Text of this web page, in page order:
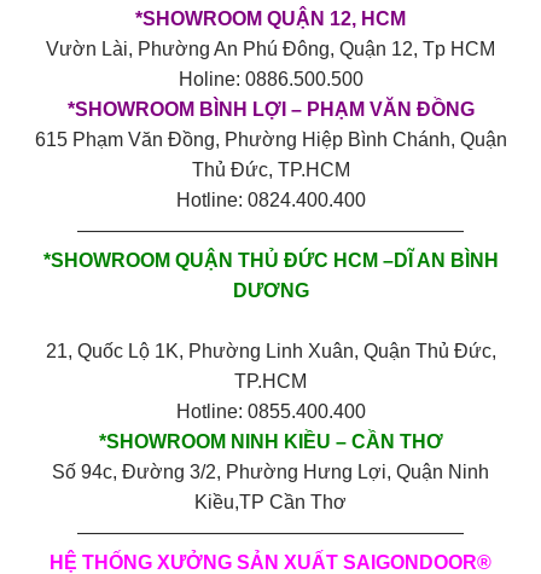
*SHOWROOM QUẬN 12, HCM
Vườn Lài, Phường An Phú Đông, Quận 12, Tp HCM
Holine: 0886.500.500
*SHOWROOM BÌNH LỢI – PHẠM VĂN ĐỒNG
615 Phạm Văn Đồng, Phường Hiệp Bình Chánh, Quận
Thủ Đức, TP.HCM
Hotline: 0824.400.400
————————————————————
*SHOWROOM QUẬN THỦ ĐỨC HCM –DĨ AN BÌNH
DƯƠNG
21, Quốc Lộ 1K, Phường Linh Xuân, Quận Thủ Đức,
TP.HCM
Hotline: 0855.400.400
*SHOWROOM NINH KIỀU – CẦN THƠ
Số 94c, Đường 3/2, Phường Hưng Lợi, Quận Ninh
Kiều,TP Cần Thơ
————————————————————
HỆ THỐNG XƯỞNG SẢN XUẤT SAIGONDOOR®